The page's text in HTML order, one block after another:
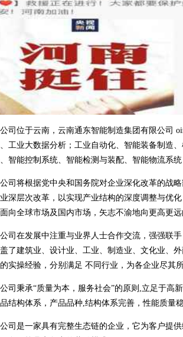
司位于云南，云南通东智能制造集团有限公司
工业大数据分析；工业自动化、智能装备制造
智能控制系统、智能检测与装配、智能物流系统
司将根据党中央和国务院对企业深化改革的战
深层次改革，以实现产业结构的深度调整与优
向全球市场及国内市场，矢志不渝地向更高更远
司在发展中注重与业界人士合作交流，强强联
了建筑业、设计业、工业、制造业、文化业、
实操经验，分别满足 不同行业，为各企业尽其
司秉承“质量为本，服务社会”的原则,立足于高
结构体系，产品品种,结构体系完善，性能质量稳
司是一家具有完整生态链的企业，它为客户提